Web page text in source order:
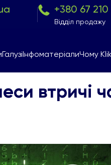
+380 67 210
Відділ продажу
ГалузіІнфоматеріалиЧому
втричі